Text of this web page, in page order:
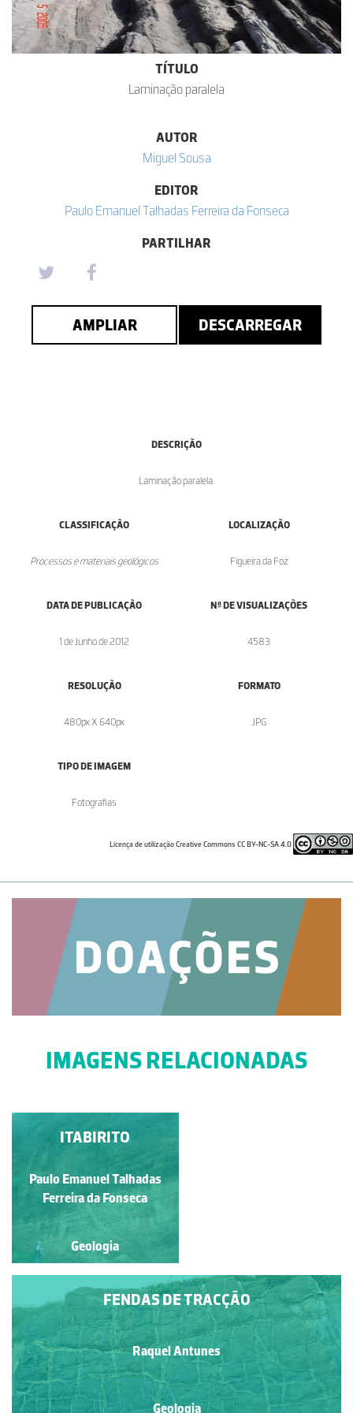
TÍTULO
Laminação paralela
AUTOR
Miguel Sousa
EDITOR
Paulo Emanuel Talhadas Ferreira da Fonseca
PARTILHAR
AMPLIAR DESCARREGAR
DESCRIÇÃO
Laminação paralela.
CLASSIFICAÇÃO
Processos e materiais geológicos
LOCALIZAÇÃO
Figueira da Foz
DATA DE PUBLICAÇÃO
1 de Junho de 2012
Nº DE VISUALIZAÇÕES
4583
RESOLUÇÃO
480px X 640px
FORMATO
.JPG
TIPO DE IMAGEM
Fotografias
Licença de utilização Creative Commons CC BY-NC-SA 4.0
IMAGENS RELACIONADAS
DISCORDÂNCIA
LITOLÓGICA
Diana Barbosa
Geologia
FENDAS DE TRACÇÃO
Raquel Antunes
Geologia
ITABIRITO
Paulo Emanuel Talhadas
Ferreira da Fonseca
Geologia